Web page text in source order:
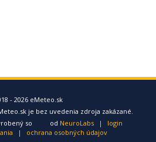
- 2026 eMeteo.sk
je bez uvedenia zdroja zakázané.
so od NeuroLabs |
login
| ochrana osobných údajov